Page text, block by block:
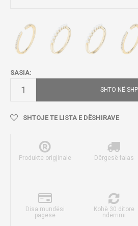
SASIA:
SHTO NË
SHTOJE TE LISTA E DËSHIRAVE
Produkte origjinale Dërgesë falas
Disa mundësi
pagese
Kohë 30 ditore
ndërrimi